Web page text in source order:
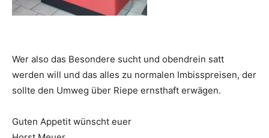
Wer also das Besondere sucht und obendrein satt
werden will und das alles zu normalen Imbisspreisen, der
sollte den Umweg über Riepe ernsthaft erwägen.
Guten Appetit wünscht euer